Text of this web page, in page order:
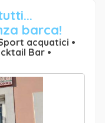
barca!
acquatici •
Bar •